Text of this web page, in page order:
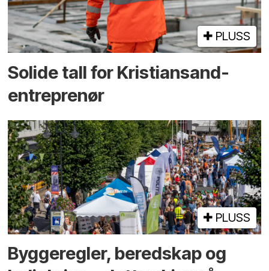
PLUSS
Solide tall for Kristiansand-
entreprenør
PLUSS
Bygge­regler, beredskap og